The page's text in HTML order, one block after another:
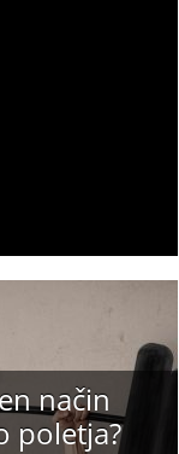
način
poletja?